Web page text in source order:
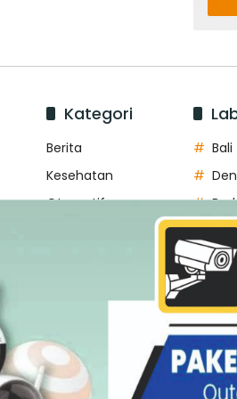
Kategori
Berita
Kesehatan
Otomotif
Bali